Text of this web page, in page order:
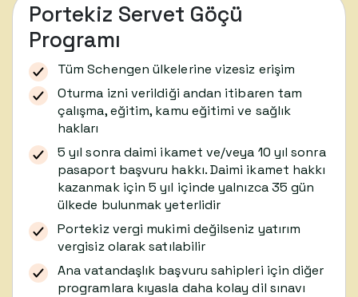
Portekiz Servet Göçü
Programı
Tüm Schengen ülkelerine vizesiz erişim
Oturma izni verildiği andan itibaren tam
çalışma, eğitim, kamu eğitimi ve sağlık
hakları
5 yıl sonra daimi ikamet ve/veya 10 yıl sonra
pasaport başvuru hakkı. Daimi ikamet hakkı
kazanmak için 5 yıl içinde yalnızca 35 gün
ülkede bulunmak yeterlidir
Portekiz vergi mukimi değilseniz yatırım
vergisiz olarak satılabilir
Ana vatandaşlık başvuru sahipleri için diğer
programlara kıyasla daha kolay dil sınavı